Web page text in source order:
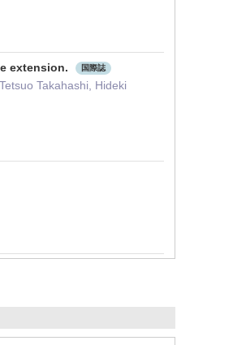
extension. 国際誌
Takahashi, Hideki